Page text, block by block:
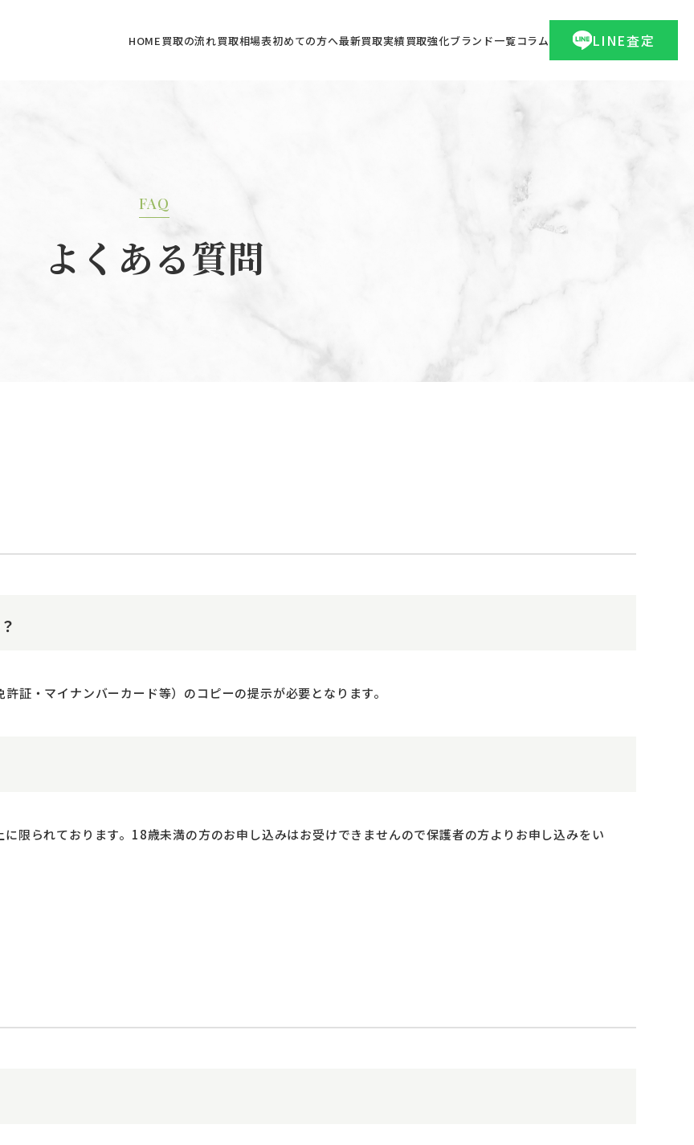
HOME買取の流れ買取相場表初めての方へ最新買取実績買取強化ブランド一覧コラム LINE査定
FAQ
よくある質問
証・マイナンバーカード等）のコピーの提示が必要となります。
限られております。18歳未満の方のお申し込みはお受けできませんので保護者の方よりお申し込みをい